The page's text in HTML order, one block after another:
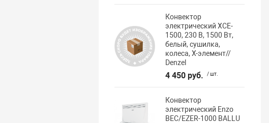
Конвектор
электрический XCE-
1500, 230 В, 1500 Вт,
белый, сушилка,
колеса, Х-элемент//
Denzel
4 450 руб. / шт.
Конвектор
электрический Enzo
BEC/EZER-1000 BALLU